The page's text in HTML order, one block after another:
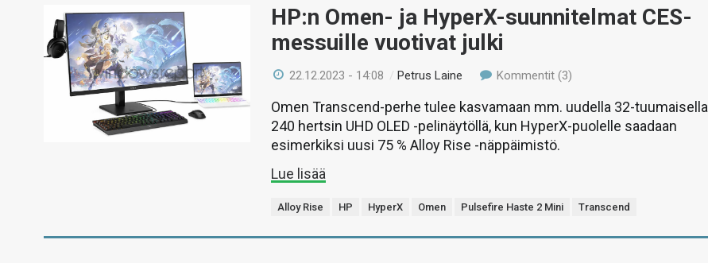
HP:n Omen- ja HyperX-suunnitelmat CES-
messuille vuotivat julki
22.12.2023 - 14:08 /Petrus Laine Kommentit (3)
Omen Transcend-perhe tulee kasvamaan mm. uudella 32-tuumaisella
240 hertsin UHD OLED -pelinäytöllä, kun HyperX-puolelle saadaan
esimerkiksi uusi 75 % Alloy Rise -näppäimistö.
Lue lisää
Alloy Rise HP HyperX Omen Pulsefire Haste 2 Mini Transcend